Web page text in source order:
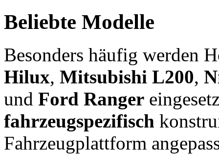
Beliebte Modelle
Besonders häufig werden
Hilux, Mitsubishi L200,
und Ford Ranger
fahrzeugspezifisch
Fahrzeugplattform